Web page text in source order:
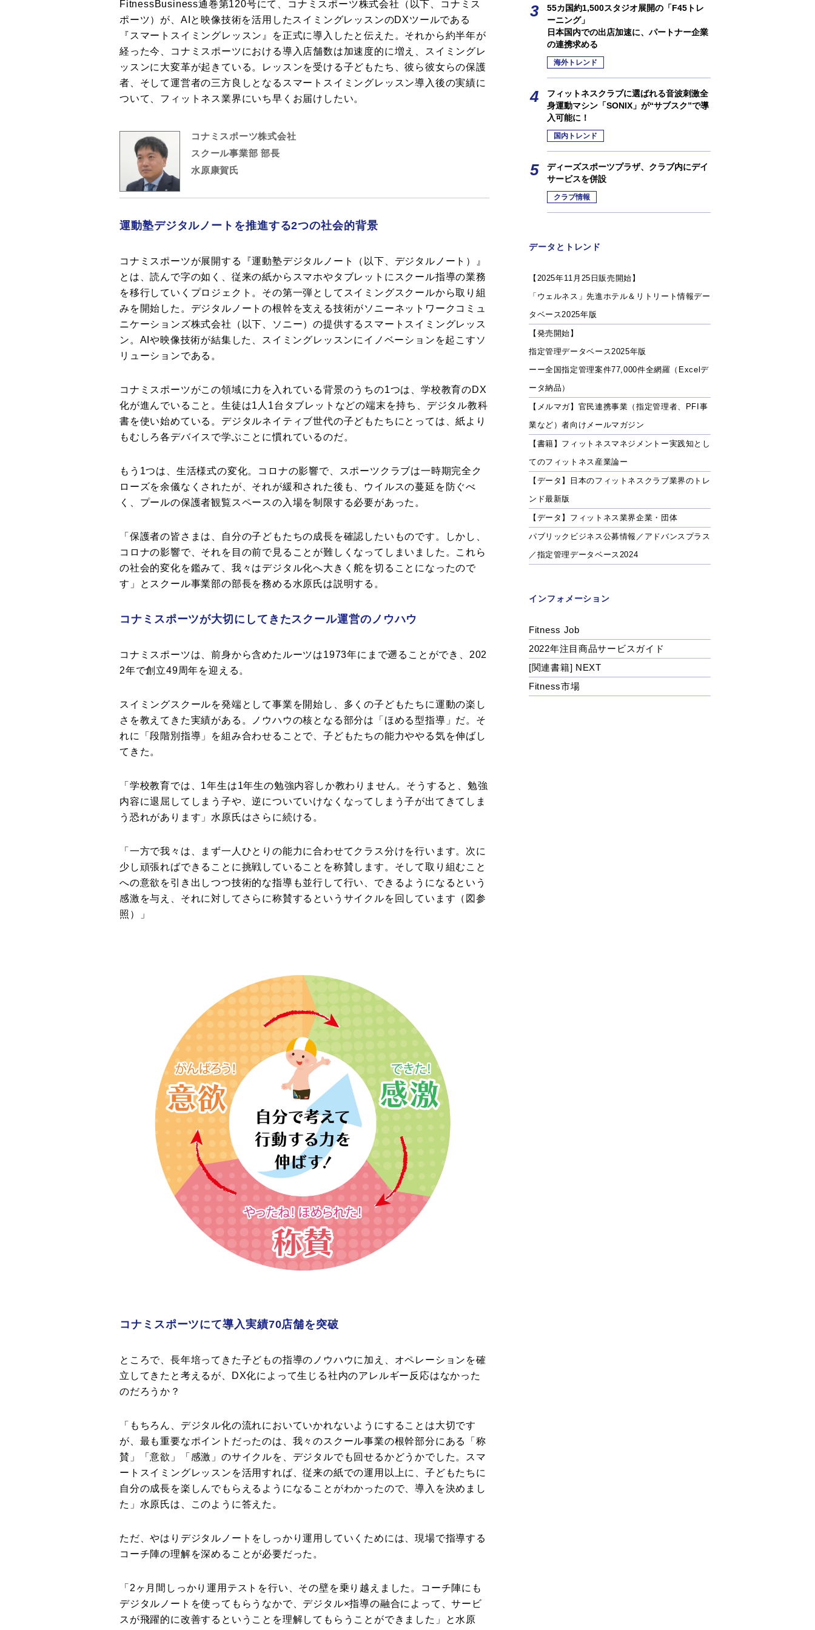
FitnessBusiness通巻第120号にて、コナミスポーツ株式会社（以下、コナミス
ポーツ）が、AIと映像技術を活用したスイミングレッスンのDXツールである
『スマートスイミングレッスン』を正式に導入したと伝えた。それから約半年が
経った今、コナミスポーツにおける導入店舗数は加速度的に増え、スイミングレ
ッスンに大変革が起きている。レッスンを受ける子どもたち、彼ら彼女らの保護
者、そして運営者の三方良しとなるスマートスイミングレッスン導入後の実績に
ついて、フィットネス業界にいち早くお届けしたい。
コナミスポーツ株式会社
スクール事業部 部長
水原康賀氏
運動塾デジタルノートを推進する2つの社会的背景
コナミスポーツが展開する『運動塾デジタルノート（以下、デジタルノート）』
とは、読んで字の如く、従来の紙からスマホやタブレットにスクール指導の業務
を移行していくプロジェクト。その第一弾としてスイミングスクールから取り組
みを開始した。デジタルノートの根幹を支える技術がソニーネットワークコミュ
ニケーションズ株式会社（以下、ソニー）の提供するスマートスイミングレッス
ン。AIや映像技術が結集した、スイミングレッスンにイノベーションを起こすソ
リューションである。
コナミスポーツがこの領域に力を入れている背景のうちの1つは、学校教育のDX
化が進んでいること。生徒は1人1台タブレットなどの端末を持ち、デジタル教科
書を使い始めている。デジタルネイティブ世代の子どもたちにとっては、紙より
もむしろ各デバイスで学ぶことに慣れているのだ。
もう1つは、生活様式の変化。コロナの影響で、スポーツクラブは一時期完全ク
ローズを余儀なくされたが、それが緩和された後も、ウイルスの蔓延を防ぐべ
く、プールの保護者観覧スペースの入場を制限する必要があった。
「保護者の皆さまは、自分の子どもたちの成長を確認したいものです。しかし、
コロナの影響で、それを目の前で見ることが難しくなってしまいました。これら
の社会的変化を鑑みて、我々はデジタル化へ大きく舵を切ることになったので
す」とスクール事業部の部長を務める水原氏は説明する。
コナミスポーツが大切にしてきたスクール運営のノウハウ
コナミスポーツは、前身から含めたルーツは1973年にまで遡ることができ、202
2年で創立49周年を迎える。
スイミングスクールを発端として事業を開始し、多くの子どもたちに運動の楽し
さを教えてきた実績がある。ノウハウの核となる部分は「ほめる型指導」だ。そ
れに「段階別指導」を組み合わせることで、子どもたちの能力ややる気を伸ばし
てきた。
「学校教育では、1年生は1年生の勉強内容しか教わりません。そうすると、勉強
内容に退屈してしまう子や、逆についていけなくなってしまう子が出てきてしま
う恐れがあります」水原氏はさらに続ける。
「一方で我々は、まず一人ひとりの能力に合わせてクラス分けを行います。次に
少し頑張ればできることに挑戦していることを称賛します。そして取り組むこと
への意欲を引き出しつつ技術的な指導も並行して行い、できるようになるという
感激を与え、それに対してさらに称賛するというサイクルを回しています（図参
照）」
コナミスポーツにて導入実績70店舗を突破
ところで、長年培ってきた子どもの指導のノウハウに加え、オペレーションを確
立してきたと考えるが、DX化によって生じる社内のアレルギー反応はなかった
のだろうか？
「もちろん、デジタル化の流れにおいていかれないようにすることは大切です
が、最も重要なポイントだったのは、我々のスクール事業の根幹部分にある「称
賛」「意欲」「感激」のサイクルを、デジタルでも回せるかどうかでした。スマ
ートスイミングレッスンを活用すれば、従来の紙での運用以上に、子どもたちに
自分の成長を楽しんでもらえるようになることがわかったので、導入を決めまし
た」水原氏は、このように答えた。
ただ、やはりデジタルノートをしっかり運用していくためには、現場で指導する
コーチ陣の理解を深めることが必要だった。
「2ヶ月間しっかり運用テストを行い、その壁を乗り越えました。コーチ陣にも
デジタルノートを使ってもらうなかで、デジタル×指導の融合によって、サービ
スが飛躍的に改善するということを理解してもらうことができました」と水原
55カ国約1,500スタジオ展開の「F45トレ
ーニング」
日本国内での出店加速に、パートナー企業
の連携求める
海外トレンド
フィットネスクラブに選ばれる音波刺激全
身運動マシン「SONIX」が“サブスク”で導
入可能に！
国内トレンド
ディーズスポーツプラザ、クラブ内にデイ
サービスを併設
クラブ情報
データとトレンド
【2025年11月25日販売開始】
「ウェルネス」先進ホテル＆リトリート情報デー
タベース2025年版
【発売開始】
指定管理データベース2025年版
ーー全国指定管理案件77,000件全網羅（Excelデ
ータ納品）
【メルマガ】官民連携事業（指定管理者、PFI事
業など）者向けメールマガジン
【書籍】フィットネスマネジメントー実践知とし
てのフィットネス産業論ー
【データ】日本のフィットネスクラブ業界のトレ
ンド最新版
【データ】フィットネス業界企業・団体
パブリックビジネス公募情報／アドバンスプラス
／指定管理データベース2024
インフォメーション
Fitness Job
2022年注目商品サービスガイド
[関連書籍] NEXT
Fitness市場